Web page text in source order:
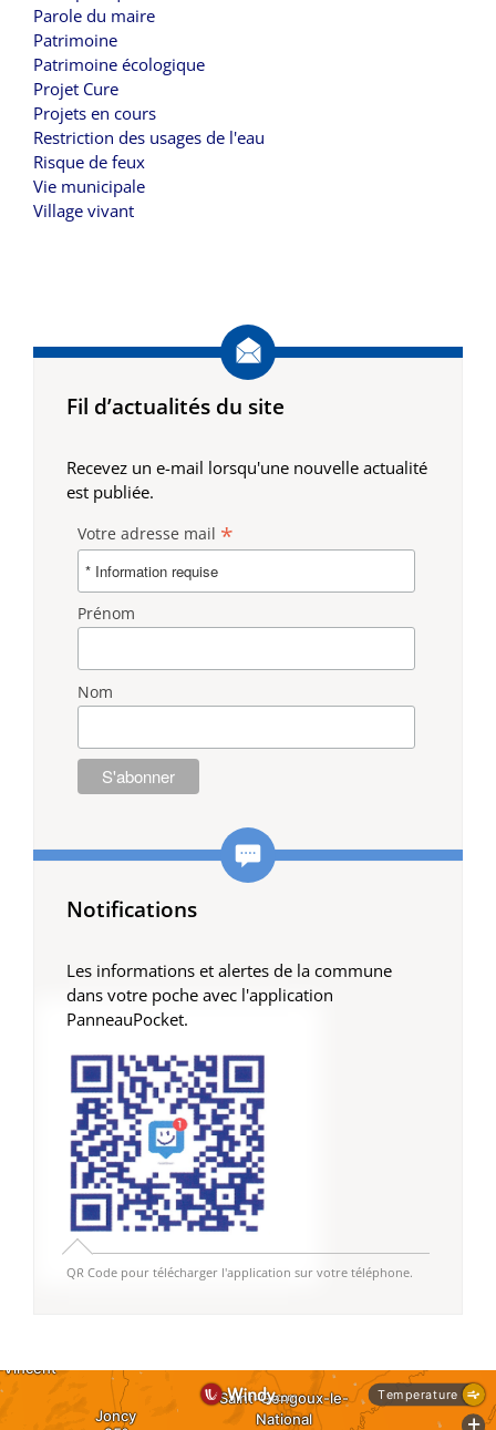
Parole du maire
Patrimoine
Patrimoine écologique
Projet Cure
Projets en cours
Restriction des usages de l'eau
Risque de feux
Vie municipale
Village vivant
Fil d’actualités du site
Recevez un e-mail lorsqu'une nouvelle actualité
est publiée.
Votre adresse mail *
Prénom
Nom
Notifications
Les informations et alertes de la commune
dans votre poche avec l'application
PanneauPocket.
QR Code pour télécharger l'application sur votre téléphone.